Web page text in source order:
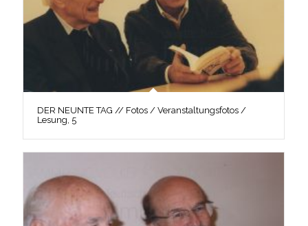
DER NEUNTE TAG // Fotos / Veranstaltungsfotos /
Lesung, 5